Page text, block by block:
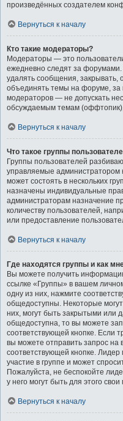
произведённых создателем
Вернуться к началу
Кто такие модераторы?
Модераторы — это
ежедневно следят за
удалять сообщения, закрывать,
объединять темы на форуме, за
модераторов — не допускать
обсуждаемым темам
Вернуться к началу
Что такое группы
Группы пользователей
управляемые
может состоять в нескольких
назначены индивидуальные
администраторам назначение
количеству пользователей,
или предоставление
Вернуться к началу
Где находятся группы и как
Вы можете получить
ссылке «Группы» в вашем
одну из них, нажмите
общедоступны. Некоторые
них, могут быть закрытыми или
общедоступна, то вы можете
соответствующей кнопке. Если
вы можете отправить запрос на
соответствующей кнопке.
участие в группе и может
Пожалуйста, не беспокойте
у него могут быть для этого
Вернуться к началу